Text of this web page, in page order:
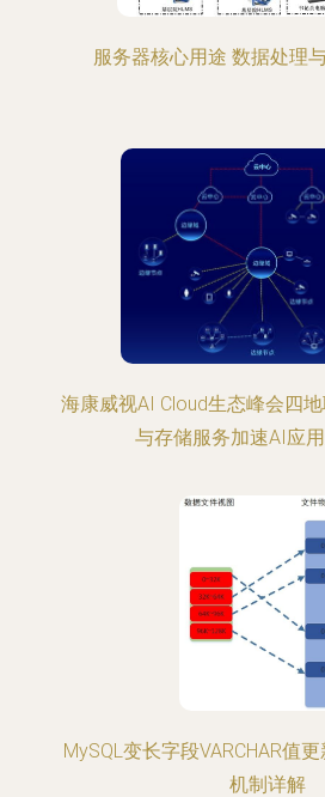
服务器核心用途 数据处理
海康威视AI Cloud生态峰会四
与存储服务加速AI应
MySQL变长字段VARCHAR值
机制详解